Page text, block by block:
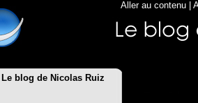
Le blog de Nicolas Ruiz
Aller au contenu